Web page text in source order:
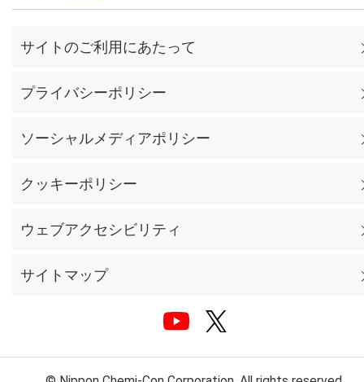
サイトのご利用にあたって
プライバシーポリシー
ソーシャルメディアポリシー
クッキーポリシー
ウェブアクセシビリティ
サイトマップ